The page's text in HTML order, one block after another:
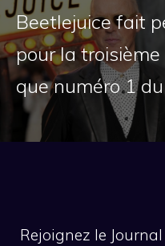
Beetlejuice fait
pour la
que numéro 1
Rejoignez le